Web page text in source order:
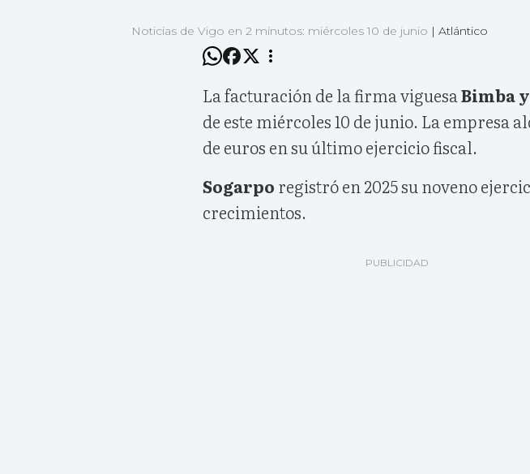
Noticias de Vigo en 2 minutos: miércoles 10 de junio | Atlántico
La facturación de la firma viguesaBimba
de este miércoles 10 de junio. La empresa
de euros en su último ejercicio fiscal.
Sogarpo registró en 2025 su noveno
crecimientos.